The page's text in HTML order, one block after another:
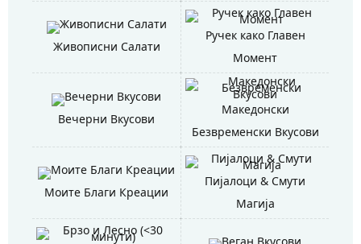
Живописни Салати
Ручек како Главен
Момент
Вечерни Вкусови
Македонски
Безвременски Вкусови
Моите Благи Креации
Пијалоци & Смути
Магија